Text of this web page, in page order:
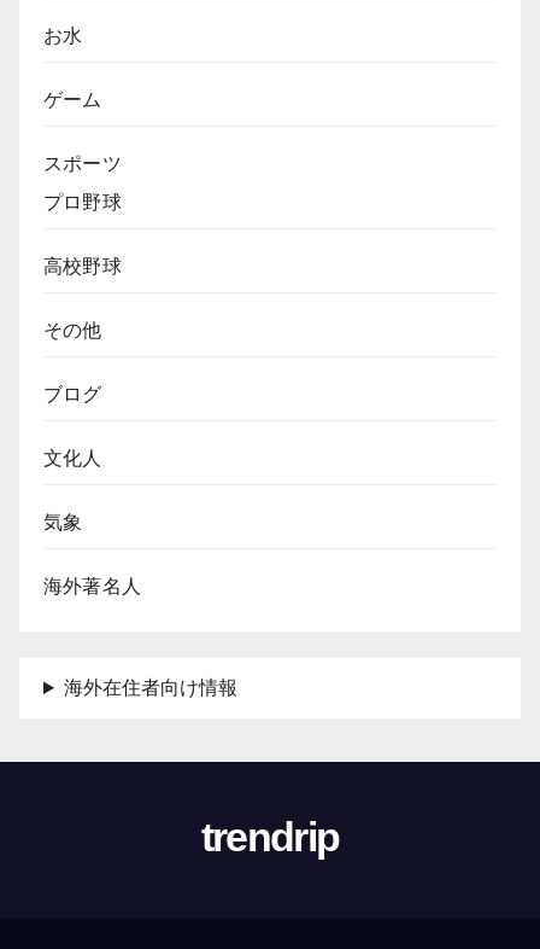
お水
ゲーム
スポーツ
プロ野球
高校野球
その他
ブログ
文化人
気象
海外著名人
海外在住者向け情報
trendrip